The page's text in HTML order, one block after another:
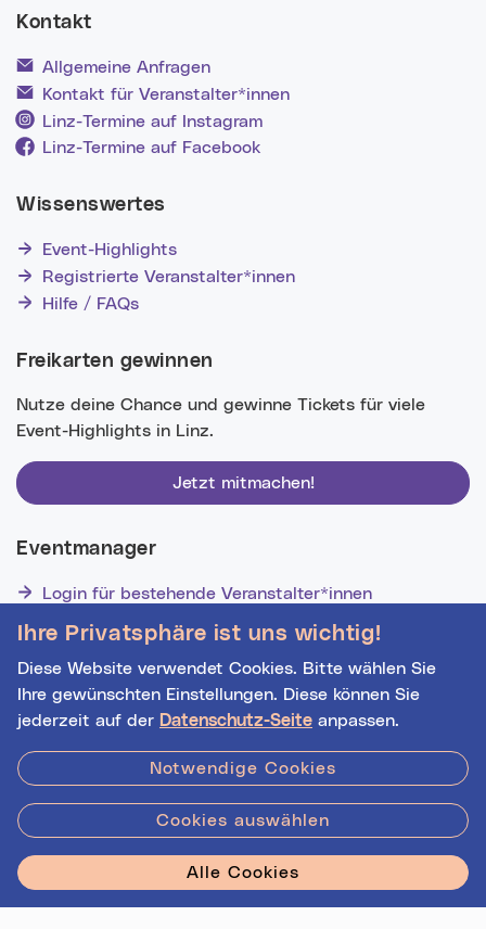
Datenquelle:
Ihre Privatsphäre ist uns wichtig!
Diese Website verwendet Cookies. Bitte wählen Sie
Ihre gewünschten Einstellungen. Diese können Sie
jederzeit auf der Datenschutz-Seite anpassen.
Notwendige Cookies
Cookies auswählen
Alle Cookies
Kontakt
Allgemeine Anfragen
Kontakt für Veranstalter*innen
Linz-Termine auf Instagram
Linz-Termine auf Facebook
Wissenswertes
Event-Highlights
Registrierte Veranstalter*innen
Hilfe / FAQs
Freikarten gewinnen
Nutze deine Chance und gewinne Tickets für viele
Event-Highlights in Linz.
Jetzt mitmachen!
Eventmanager
Login für bestehende Veranstalter*innen
Veranstalter*innen!